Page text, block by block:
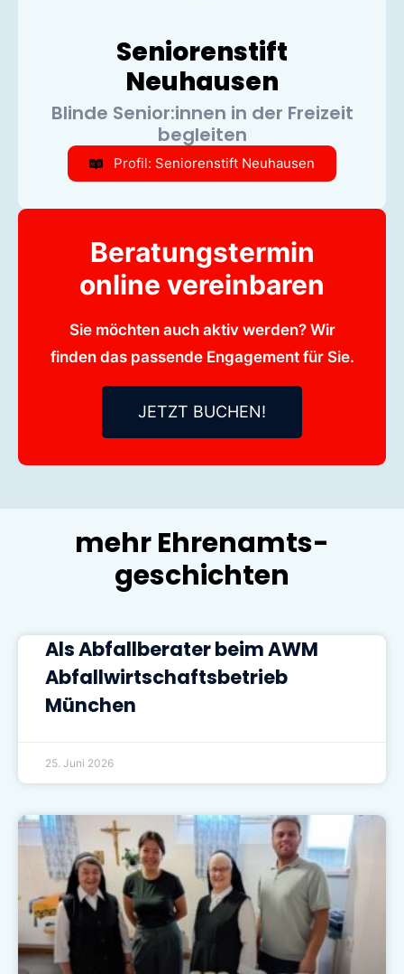
Seniorenstift
Neuhausen
Blinde Senior:innen in der Freizeit
begleiten
Profil: Seniorenstift Neuhausen
Beratungstermin
online vereinbaren
Sie möchten auch aktiv werden? Wir
finden das passende Engagement für Sie.
JETZT BUCHEN!
mehr Ehrenamts-
geschichten
Als Abfallberater beim AWM
Abfallwirtschaftsbetrieb
München
25. Juni 2026